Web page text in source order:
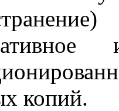
копий.